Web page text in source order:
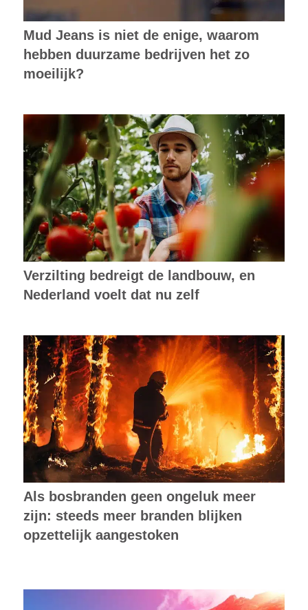
Mud Jeans is niet de enige, waarom
hebben duurzame bedrijven het zo
moeilijk?
Verzilting bedreigt de landbouw, en
Nederland voelt dat nu zelf
Als bosbranden geen ongeluk meer
zijn: steeds meer branden blijken
opzettelijk aangestoken